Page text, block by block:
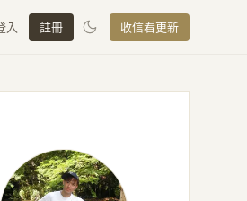
入 註冊 收信看更新